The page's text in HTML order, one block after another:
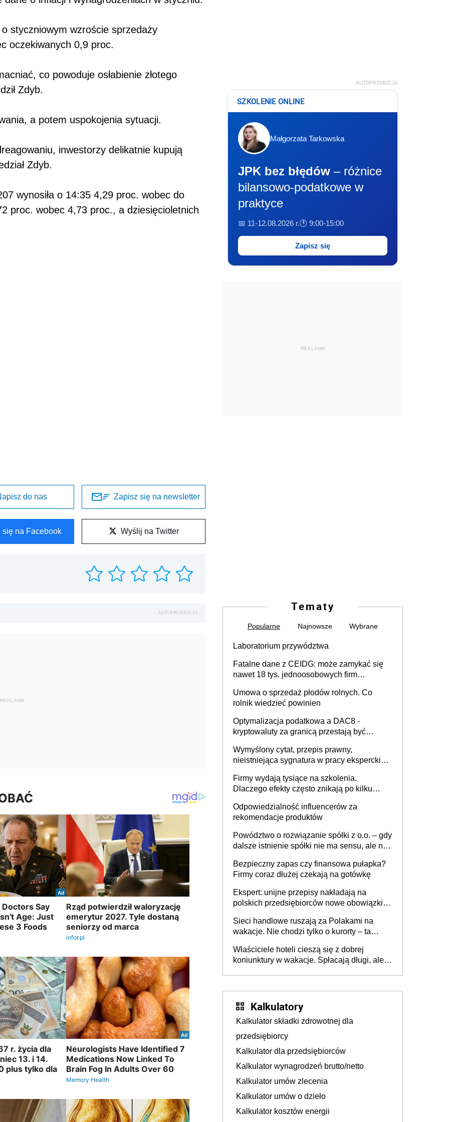
styczniowym wzroście sprzedaży
oczekiwanych 0,9 proc.
co powoduje osłabienie złotego
Zdyb.
a potem uspokojenia sytuacji.
inwestorzy delikatnie kupują
Zdyb.
wynosiła o 14:35 4,29 proc. wobec do
proc. wobec 4,73 proc., a dziesięcioletnich
do nas Zapisz się na newsletter
się na Facebook Wyślij na Twitter
AUTOPROMOCJA
REKLAMA
AUTOPROMOCJA
SZKOLENIE ONLINE
Małgorzata Tarkowska
JPK bez błędów – różnice
bilansowo-podatkowe w
praktyce
📅 11-12.08.2026 r.🕐 9:00-15:00
Zapisz się
REKLAMA
Tematy
Popularne Najnowsze Wybrane
Laboratorium przywództwa
Fatalne dane z CEIDG: może zamykać się
nawet 18 tys. jednoosobowych firm
Umowa o sprzedaż płodów rolnych. Co
rolnik wiedzieć powinien
Optymalizacja podatkowa a DAC8 -
kryptowaluty za granicą przestają być
Wymyślony cytat, przepis prawny,
nieistniejąca sygnatura w pracy eksperckiej -
firmie
Firmy wydają tysiące na szkolenia.
Dlaczego efekty często znikają po kilku
Odpowiedzialność influencerów za
rekomendacje produktów
Powództwo o rozwiązanie spółki z o.o. – gdy
dalsze istnienie spółki nie ma sensu, ale nie
Bezpieczny zapas czy finansowa pułapka?
Firmy coraz dłużej czekają na gotówkę
Ekspert: unijne przepisy nakładają na
polskich przedsiębiorców nowe obowiązki w
Sieci handlowe ruszają za Polakami na
wakacje. Nie chodzi tylko o kurorty – ta
tam, gdzie wielu spędzi urlop po cichu
Właściciele hoteli cieszą się z dobrej
koniunktury w wakacje. Spłacają długi, ale
Kalkulatory
Kalkulator składki zdrowotnej dla
przedsiębiorcy
Kalkulator dla przedsiębiorców
Kalkulator wynagrodzeń brutto/netto
Kalkulator umów zlecenia
Kalkulator umów o dzieło
Kalkulator kosztów energii